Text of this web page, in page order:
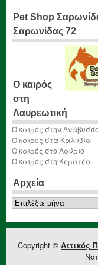
Pet Shop
Σαρωνίδας 72
Ο καιρός
στη
Λαυρεωτική
Ο καιρός στην Ανάβυσσο
Ο καιρός στα Καλύβια
Ο καιρός στο Λαύριο
Ο καιρός στη Κερατέα
Αρχεία
Αρχεία
Copyright © Αττικός